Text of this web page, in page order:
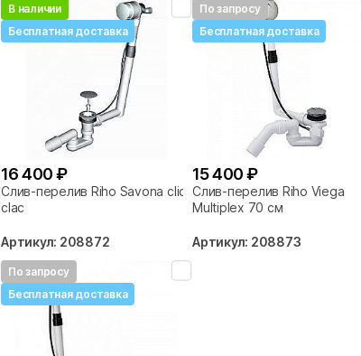
В наличии
Бесплатная доставка
16 400 ₽
Слив-перелив Riho Savona clic-
clac
Артикул: 208872
По запросу
Бесплатная доставка
15 400 ₽
Слив-перелив Riho Viega
Multiplex 70 см
Артикул: 208873
По запросу
Бесплатная доставка